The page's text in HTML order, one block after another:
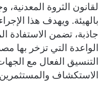
لقانون الثروة المعدنية،
بالهيئة. ويهدف هذا
جاذبة، تضمن الاستفادة
الواعدة التي تزخر بها
التنسيق الفعال مع
الاستكشاف